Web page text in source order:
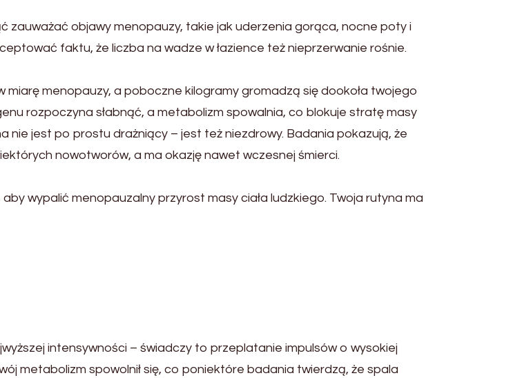
zauważać objawy menopauzy, takie jak uderzenia gorąca, nocne poty i
faktu, że liczba na wadze w łazience też nieprzerwanie rośnie.
miarę menopauzy, a poboczne kilogramy gromadzą się dookoła twojego
rozpoczyna słabnąć, a metabolizm spowalnia, co blokuje stratę masy
nie jest po prostu drażniący – jest też niezdrowy. Badania pokazują, że
nowotworów, a ma okazję nawet wczesnej śmierci.
wypalić menopauzalny przyrost masy ciała ludzkiego. Twoja rutyna ma
intensywności – świadczy to przeplatanie impulsów o wysokiej
metabolizm spowolnił się, co poniektóre badania twierdzą, że spala